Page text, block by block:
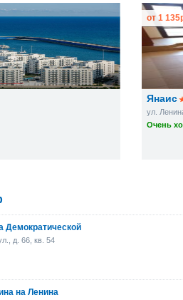
Янаис
ул.
Очень
от 1 135
Демократической
д. 66, кв. 54
на Ленина